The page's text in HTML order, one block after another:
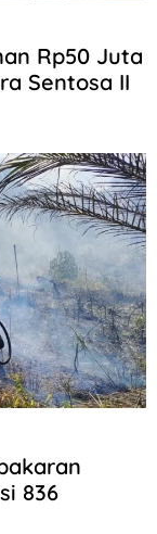
Rp50 Juta
Sentosa II
836